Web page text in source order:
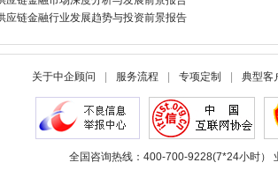
应链金融行业发展趋势与投资前景报告
关于中企顾问 服务流程 专项定制 典型客
全国咨询热线：400-700-9228(7*24小时）